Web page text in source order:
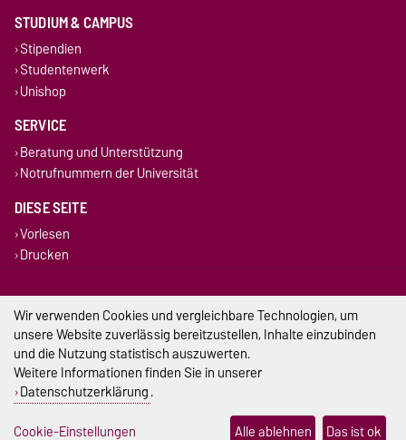
STUDIUM & CAMPUS
Stipendien
Studentenwerk
Unishop
SERVICE
Beratung und Unterstützung
Notrufnummern der Universität
DIESE SEITE
Vorlesen
Drucken
Impressum
Datenschutz
Cookie-Einstellungen
Wir verwenden Cookies und vergleichbare Technologien, um
unsere Website zuverlässig bereitzustellen, Inhalte einzubinden
und die Nutzung statistisch auszuwerten.
Weitere Informationen finden Sie in unserer
Datenschutzerklärung.
Cookie-Einstellungen
Alle ablehnen Das ist ok